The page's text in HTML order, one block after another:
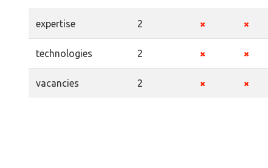
expertise 2
technologies 2
vacancies 2